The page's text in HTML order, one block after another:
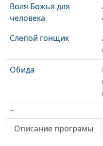
Воля Божья для
человека
Слепой гонщик
Обида
Тревога
Описание програмы